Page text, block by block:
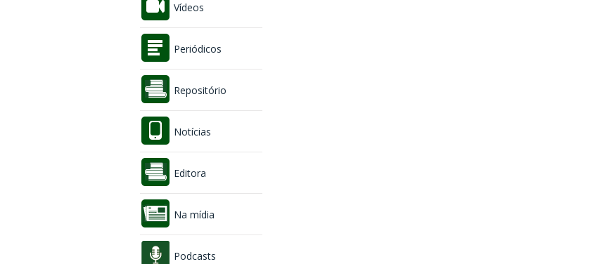
Vídeos
Periódicos
Repositório
Notícias
Editora
Na mídia
Podcasts